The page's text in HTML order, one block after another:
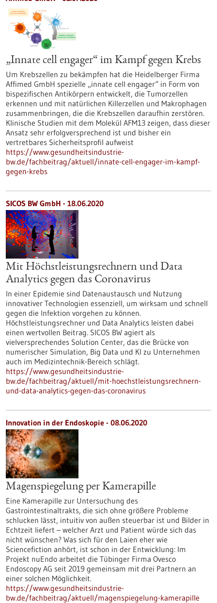
„Innate cell engager“ im Kampf gegen Krebs
Um Krebszellen zu bekämpfen hat die Heidelberger Firma
Affimed GmbH spezielle „innate cell engager“ in Form von
bispezifischen Antikörpern entwickelt, die Tumorzellen
erkennen und mit natürlichen Killerzellen und Makrophagen
zusammenbringen, die die Krebszellen daraufhin zerstören.
Klinische Studien mit dem Molekül AFM13 zeigen, dass dieser
Ansatz sehr erfolgversprechend ist und bisher ein
vertretbares Sicherheitsprofil aufweist
https://www.gesundheitsindustrie-
bw.de/fachbeitrag/aktuell/innate-cell-engager-im-kampf-
gegen-krebs
SICOS BW GmbH - 18.06.2020
Mit Höchstleistungsrechnern und Data
Analytics gegen das Coronavirus
In einer Epidemie sind Datenaustausch und Nutzung
innovativer Technologien essenziell, um wirksam und schnell
gegen die Infektion vorgehen zu können.
Höchstleistungsrechner und Data Analytics leisten dabei
einen wertvollen Beitrag. SICOS BW agiert als
vielversprechendes Solution Center, das die Brücke von
numerischer Simulation, Big Data und KI zu Unternehmen
auch im Medizintechnik-Bereich schlägt.
https://www.gesundheitsindustrie-
bw.de/fachbeitrag/aktuell/mit-hoechstleistungsrechnern-
und-data-analytics-gegen-das-coronavirus
Innovation in der Endoskopie - 08.06.2020
Magenspiegelung per Kamerapille
Eine Kamerapille zur Untersuchung des
Gastrointestinaltrakts, die sich ohne größere Probleme
schlucken lässt, intuitiv von außen steuerbar ist und Bilder in
Echtzeit liefert – welcher Arzt und Patient würde sich das
nicht wünschen? Was sich für den Laien eher wie
Sciencefiction anhört, ist schon in der Entwicklung: Im
Projekt nuEndo arbeitet die Tübinger Firma Ovesco
Endoscopy AG seit 2019 gemeinsam mit drei Partnern an
einer solchen Möglichkeit.
https://www.gesundheitsindustrie-
bw.de/fachbeitrag/aktuell/magenspiegelung-kamerapille